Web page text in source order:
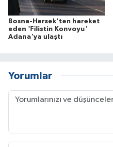
Bosna-Hersek'ten hareket
eden 'Filistin Konvoyu'
Adana'ya ulaştı
Yorumlar